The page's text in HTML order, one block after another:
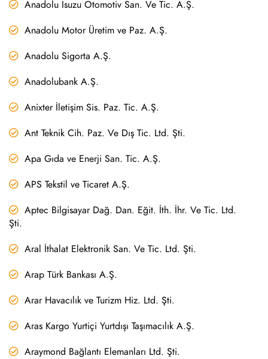
Anadolu Isuzu Otomotiv San. Ve Tic. A.Ş.
Anadolu Motor Üretim ve Paz. A.Ş.
Anadolu Sigorta A.Ş.
Anadolubank A.Ş.
Anixter İletişim Sis. Paz. Tic. A.Ş.
Ant Teknik Cih. Paz. Ve Dış Tic. Ltd. Şti.
Apa Gıda ve Enerji San. Tic. A.Ş.
APS Tekstil ve Ticaret A.Ş.
Aptec Bilgisayar Dağ. Dan. Eğit. İth. İhr. Ve Tic. Ltd.
Şti.
Aral İthalat Elektronik San. Ve Tic. Ltd. Şti.
Arap Türk Bankası A.Ş.
Arar Havacılık ve Turizm Hiz. Ltd. Şti.
Aras Kargo Yurtiçi Yurtdışı Taşımacılık A.Ş.
Araymond Bağlantı Elemanları Ltd. Şti.